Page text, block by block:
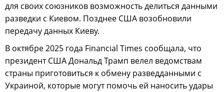
для своих союзников возможность делиться данными
разведки с Киевом. Позднее США возобновили
передачу данных Киеву.
В октябре 2025 года Financial Times сообщала, что
президент США Дональд Трамп велел ведомствам
страны приготовиться к обмену разведданными с
Украиной, которые могут помочь ей наносить удары